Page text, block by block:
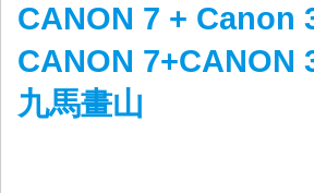
CANON 7 + Canon
CANON 7+CANON
九馬畫山